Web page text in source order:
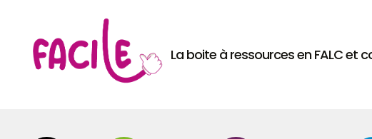
La boite à ressources en FALC et